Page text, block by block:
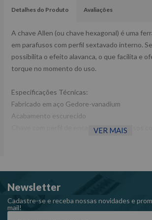
Detalhes do Produto Avaliações
A chave Allen (ou chave hexagonal) é uma
em parafusos com perfil sextavado interno.
possibilita o efeito alavanca, o que facilita e
torque no momento do uso.
Especificações Técnicas:
Fabricado em aço Gedore-vanadium
Acabamento escurecido
Chave com perfil de encaixe para parafusos
Ref: 422
Garantia: 1 ano
Fabricante:GEDORE
VER MAIS
Newsletter
Cadastre-se e receba nossas novidades e
mail!